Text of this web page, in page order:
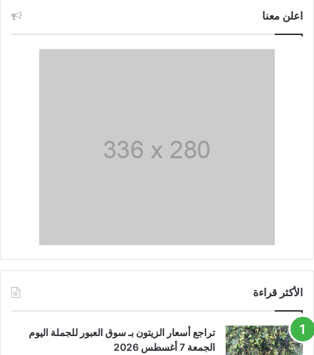
اعلن معنا
الأكثر قراءة
تراجع أسعار الزيتون بـ سوق العبور للجملة اليوم
الجمعة 7 أغسطس 2026